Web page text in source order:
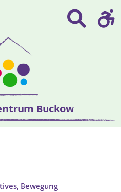
Buckow
Bewegung